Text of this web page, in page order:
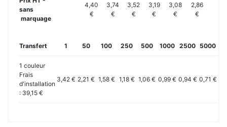
sans
marquage
4,40
€
3,74
€
3,52
€
3,19
€
3,08
€
2,86
€
Transfert 1 50 100 250 500 1000 2500 5000
1 couleur
Frais
d'installation
: 39,15 €
3,42 € 2,21 € 1,58 € 1,18 € 1,06 € 0,99 € 0,94 € 0,71 €